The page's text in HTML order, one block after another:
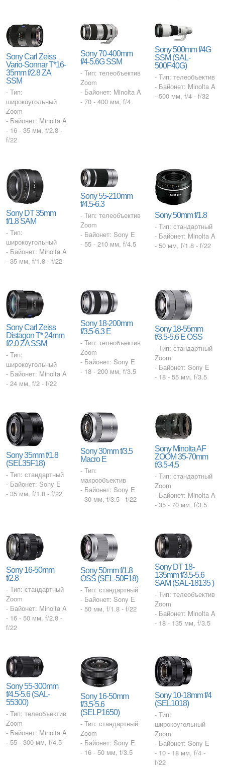
Sony Carl Zeiss
Vario-Sonnar T*16-
35mm f/2.8 ZA
SSM
- Тип:
широкоугольный
Zoom
- Байонет: Minolta A
- 16 - 35 мм, f/2.8 -
f/22
Sony 70-400mm
f/4-5.6G SSM
- Тип: телеобъектив
Zoom
- Байонет: Minolta A
- 70 - 400 мм, f/4
Sony 500mm f/4G
SSM (SAL-
500F40G)
- Тип: телеобъектив
- Байонет: Minolta A
- 500 мм, f/4 - f/32
Sony DT 35mm
f/1.8 SAM
- Тип:
широкоугольный
- Байонет: Minolta A
- 35 мм, f/1.8 - f/22
Sony 55-210mm
f/4.5-6.3
- Тип: телеобъектив
Zoom
- Байонет: Sony E
- 55 - 210 мм, f/4.5
Sony 50mm f/1.8
- Тип: стандартный
- Байонет: Minolta A
- 50 мм, f/1.8 - f/22
Sony Carl Zeiss
Distagon T* 24mm
f/2.0 ZA SSM
- Тип:
широкоугольный
- Байонет: Minolta A
- 24 мм, f/2 - f/22
Sony 18-200mm
f/3.5-6.3 E
- Тип: телеобъектив
Zoom
- Байонет: Sony E
- 18 - 200 мм, f/3.5
Sony 18-55mm
f/3.5-5.6 E OSS
- Тип: стандартный
Zoom
- Байонет: Sony E
- 18 - 55 мм, f/3.5
Sony 35mm f/1.8
(SEL35F18)
- Тип: стандартный
- Байонет: Sony E
- 35 мм, f/1.8 - f/22
Sony 30mm f/3.5
Macro E
- Тип:
макрообъектив
- Байонет: Sony E
- 30 мм, f/3.5 - f/22
Sony Minolta AF
ZOOM 35-70mm
f/3.5-4.5
- Тип: стандартный
Zoom
- Байонет: Minolta A
- 35 - 70 мм, f/3.5
Sony 16-50mm
f/2.8
- Тип: стандартный
Zoom
- Байонет: Minolta A
- 16 - 50 мм, f/2.8 -
f/22
Sony 50mm f/1.8
OSS (SEL-50F18)
- Тип: стандартный
- Байонет: Sony E
- 50 мм, f/1.8 - f/22
Sony DT 18-
135mm f/3.5-5.6
SAM (SAL-18135 )
- Тип: телеобъектив
Zoom
- Байонет: Minolta A
- 18 - 135 мм, f/3.5
Sony 55-300mm
f/4.5-5.6 (SAL-
55300)
- Тип: телеобъектив
Zoom
- Байонет: Minolta A
- 55 - 300 мм, f/4.5
Sony 16-50mm
f/3.5-5.6
(SELP1650)
- Тип: стандартный
Zoom
- Байонет: Sony E
- 16 - 50 мм, f/3.5
Sony 10-18mm f/4
(SEL1018)
- Тип:
широкоугольный
Zoom
- Байонет: Sony E
- 10 - 18 мм, f/4 -
f/22